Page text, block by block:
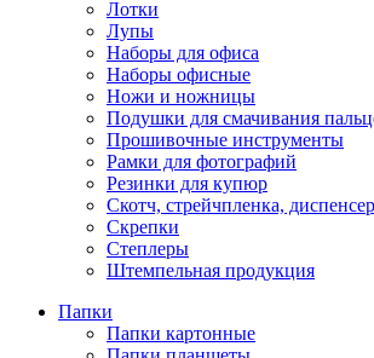
Лотки
Лупы
Наборы для офиса
Наборы офисные
Ножи и ножницы
Подушки для смачивания
Прошивочные инструменты
Рамки для фотографий
Резинки для купюр
Скотч, стрейчпленка,
Скрепки
Степлеры
Штемпельная продукция
Папки
Папки картонные